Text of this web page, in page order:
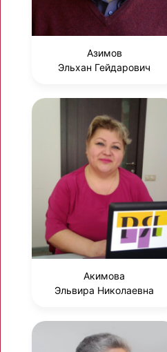
Азимов
Эльхан Гейдарович
Акимова
Эльвира Николаевна